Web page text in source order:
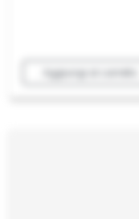
Aggiungi al carrello